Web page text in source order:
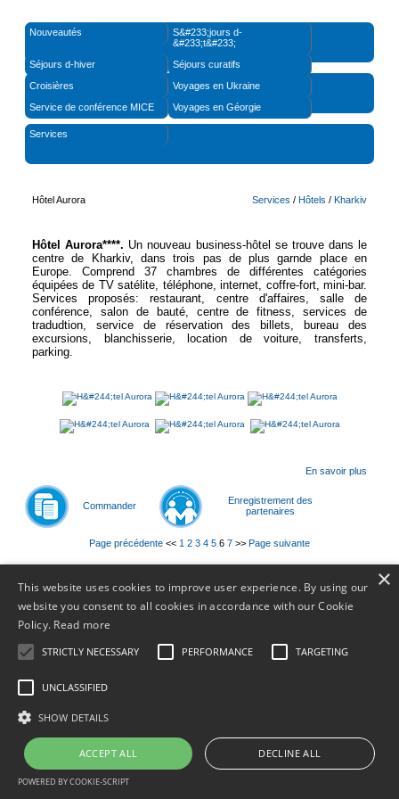
Nouveautés
S&#233;jours d-
&#233;t&#233;
Séjours d-hiver
Séjours curatifs
Croisières
Voyages en Ukraine
Service de conférence MICE
Voyages en Géorgie
Services
Hôtel Aurora Services / Hôtels / Kharkiv
Hôtel Aurora****. Un nouveau business-hôtel se trouve dans le
centre de Kharkiv, dans trois pas de plus garnde place en
Europe. Comprend 37 chambres de différentes catégories
équipées de TV satélite, téléphone, internet, coffre-fort, mini-bar.
Services proposés: restaurant, centre d'affaires, salle de
conférence, salon de bauté, centre de fitness, services de
tradudtion, service de réservation des billets, bureau des
excursions, blanchisserie, location de voiture, transferts,
parking.
En savoir plus
Commander
Enregistrement des
partenaires
Page précédente << 1 2 3 4 5 6 7 >> Page suivante
© 2011-2026 ×
This website uses cookies to improve user experience. By using our
website you consent to all cookies in accordance with our Cookie
Policy. Read more
STRICTLY NECESSARY PERFORMANCE TARGETING
UNCLASSIFIED
SHOW DETAILS
ACCEPT ALL DECLINE ALL
POWERED BY COOKIE-SCRIPT